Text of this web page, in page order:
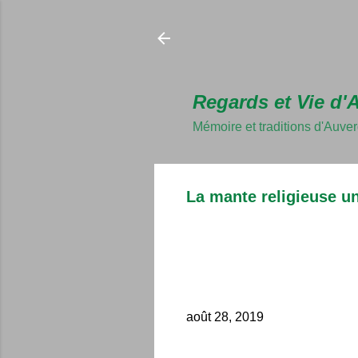
Regards et Vie
Mémoire et traditions
La mante religieuse
août 28, 2019